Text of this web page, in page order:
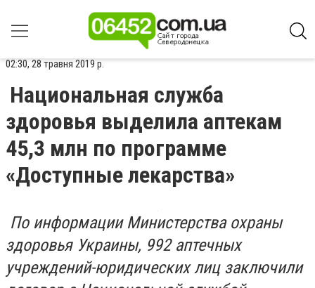
02:30, 28 травня 2019 р.
Национальная служба
здоровья выделила аптекам
45,3 млн по программе
«Доступные лекарства»
По информации Министерства охраны
здоровья Украины, 992 аптечных
учреждений-юридических лиц заключили